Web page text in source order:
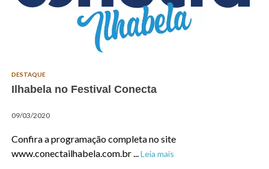
DESTAQUE
Ilhabela no Festival Conecta
09/03/2020
Confira a programação completa no site
www.conectailhabela.com.br ...Leia mais